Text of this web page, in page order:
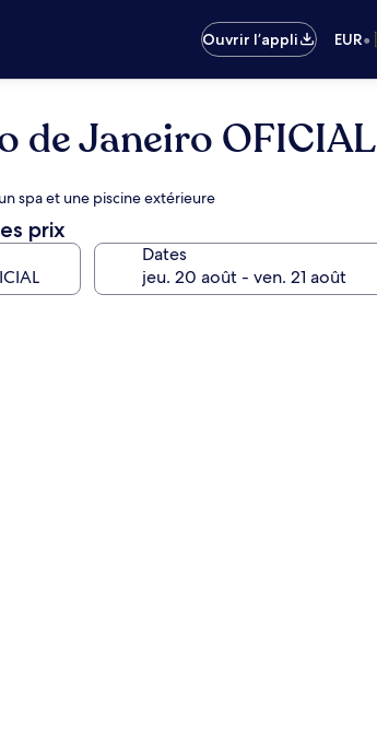
Ouvrir l’appli
EUR•
de Janeiro OFICIAL
spa et une piscine extérieure
prix
Dates